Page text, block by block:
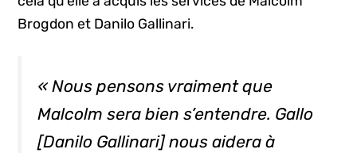
Brogdon et Danilo Gallinari.
« Nous pensons vraiment que
Malcolm sera bien s’entendre. Gallo
[Danilo Gallinari] nous aidera à